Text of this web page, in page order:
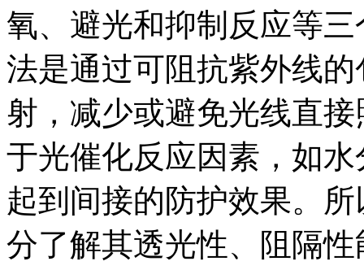
氧、避光和抑制反应等
法是通过可阻抗紫外线
射，减少或避免光线直
于光催化反应因素，如
起到间接的防护效果。
分了解其透光性、阻隔